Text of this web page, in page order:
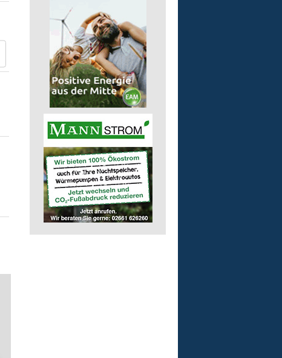
Lebenshilfe im Landkreis
GmbH
51598 Friesenhagen